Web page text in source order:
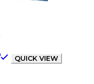
QUICK VIEW